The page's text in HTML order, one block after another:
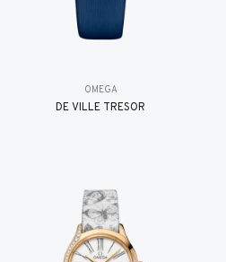
OMEGA
DE VILLE TRESOR